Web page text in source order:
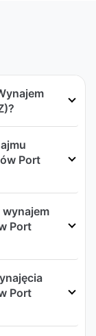
Port
Port
Port